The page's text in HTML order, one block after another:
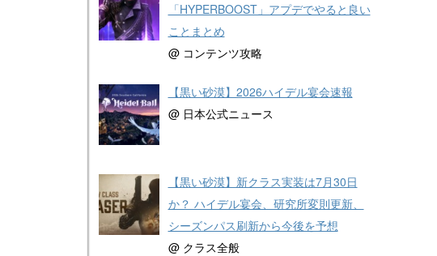
「HYPERBOOST」アプデでやると良い
ことまとめ
@ コンテンツ攻略
【黒い砂漠】2026ハイデル宴会速報
@ 日本公式ニュース
【黒い砂漠】新クラス実装は7月30日
か？ ハイデル宴会、研究所変則更新、
シーズンパス刷新から今後を予想
@ クラス全般